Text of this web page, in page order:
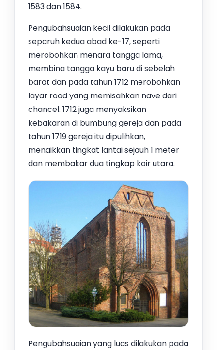
1583 dan 1584.
Pengubahsuaian kecil dilakukan pada
separuh kedua abad ke-17, seperti
merobohkan menara tangga lama,
membina tangga kayu baru di sebelah
barat dan pada tahun 1712 merobohkan
layar rood yang memisahkan nave dari
chancel. 1712 juga menyaksikan
kebakaran di bumbung gereja dan pada
tahun 1719 gereja itu dipulihkan,
menaikkan tingkat lantai sejauh 1 meter
dan membakar dua tingkap koir utara.
Pengubahsuaian yang luas dilakukan pada